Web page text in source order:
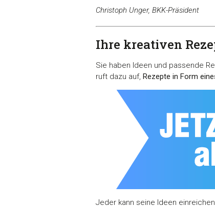
Zustimmung
Diese Webseite
Wir verwenden
und die Zugriffe auf
Website an unsere
möglicherweise mit
Christoph Unger, BKK-Präsident
Ihre kreativen
Sie haben Ideen und passende
ruft dazu auf, Rezepte in Form
Jeder kann seine Ideen